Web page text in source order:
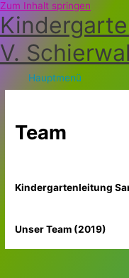
Zum Inhalt springen
V.
Hauptmenü
Team
Kindergartenleitung
Unser Team (2019)